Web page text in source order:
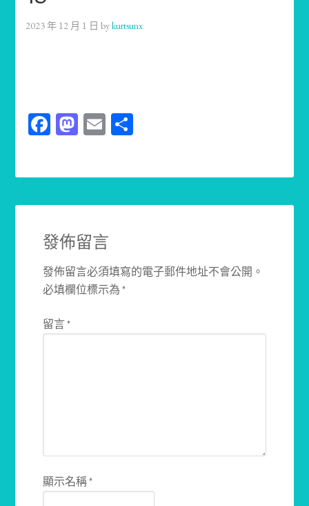
2023 年 12 月 1 日 bykurtsunx
Facebook
Mastodon
Email
發佈留言
發佈留言必須填寫的電子郵件地址不會公開。
必填欄位標示為*
留言*
顯示名稱*